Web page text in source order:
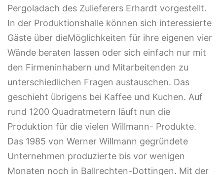
Pergoladach des Zulieferers Erhardt vorgestellt.
In der Produktionshalle können sich interessierte
Gäste über dieMöglichkeiten für ihre eigenen vier
Wände beraten lassen oder sich einfach nur mit
den Firmeninhabern und Mitarbeitenden zu
unterschiedlichen Fragen austauschen. Das
geschieht übrigens bei Kaffee und Kuchen. Auf
rund 1200 Quadratmetern läuft nun die
Produktion für die vielen Willmann- Produkte.
Das 1985 von Werner Willmann gegründete
Unternehmen produzierte bis vor wenigen
Monaten noch in Ballrechten-Dottingen. Mit der